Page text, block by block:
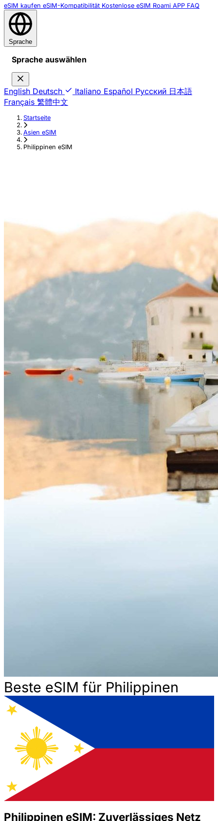
eSIM kaufen eSIM-Kompatibilität Kostenlose eSIM Roami APP FAQ
Sprache
Sprache auswählen
English Deutsch Italiano Español Русский 日本語
Français 繁體中文
Startseite
›
Asien eSIM
›
Philippinen eSIM
Beste eSIM für Philippinen
Philippinen eSIM: Zuverlässiges Netz